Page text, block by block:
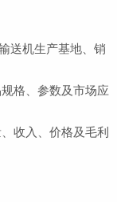
送机生产基地、销
格、参数及市场应
收入、价格及毛利